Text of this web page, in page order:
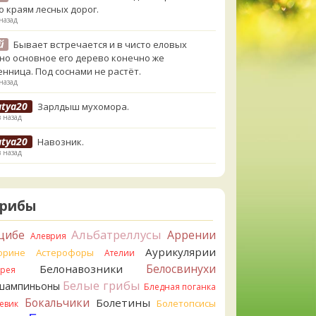
краям лесных дорог.
Бывает встречается и в чисто еловых
основное его дерево конечно же
Под соснами не растёт.
Зарлдыш мухомора.
назад
Навозник.
назад
Скорее всего он.
Что-то из рядовок. Цвета на фото вряд
Рядовка мыльная, судя по пластинкам.
сделали, что не взяли.
Подгруздок чёрный, или близкие виды
Алеврия Альбатреллусы Аррении
Астерофоры Ателии Аурикулярии
Белонавозники Белосвинухи
Белые грибы Бледная поганка
Бокальчики Болетины Болетопсисы